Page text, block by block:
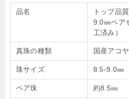
品名
トップ品
9.0㎜ペア
工済み）
真珠の種類 国産アコ
珠サイズ 8.5-9.0㎜
ペア珠 約8.5㎜